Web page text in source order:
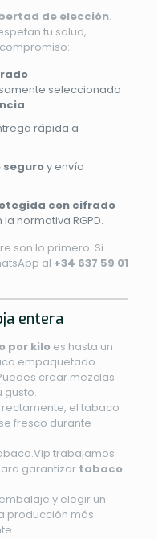
de elección.
tu salud,
seleccionado
.
rápida a
seguroy envío
con cifrado
normativa RGPD.
son lo primero. Si
al +34 637 59 01
entera
por kilo es hasta un
empaquetado.
crear mezclas
gusto.
el tabaco
fresco durante
trabajamos
garantizar tabaco
y elegir un
producción más